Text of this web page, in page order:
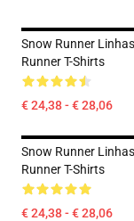
Snow Runner
Runner T-Shirts
€ 24,38 - € 28,06
Snow Runner
Runner T-Shirts
€ 24,38 - € 28,06